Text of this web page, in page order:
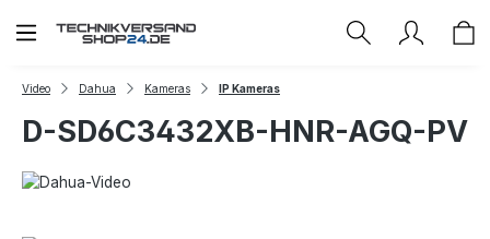
Zum Hauptinhalt springen
Video Dahua Kameras IP Kameras
D-SD6C3432XB-HNR-AGQ-PV